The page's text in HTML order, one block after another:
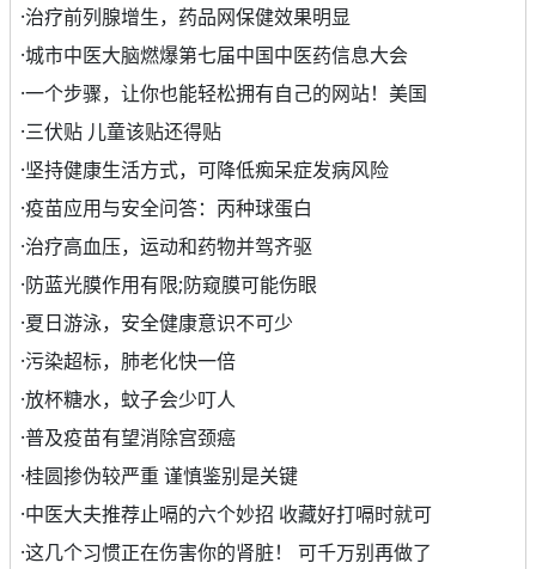
·治疗前列腺增生，药品网保健效果明显
·城市中医大脑燃爆第七届中国中医药信息大会
·一个步骤，让你也能轻松拥有自己的网站！美国
·三伏贴 儿童该贴还得贴
·坚持健康生活方式，可降低痴呆症发病风险
·疫苗应用与安全问答：丙种球蛋白
·治疗高血压，运动和药物并驾齐驱
·防蓝光膜作用有限;防窥膜可能伤眼
·夏日游泳，安全健康意识不可少
·污染超标，肺老化快一倍
·放杯糖水，蚊子会少叮人
·普及疫苗有望消除宫颈癌
·桂圆掺伪较严重 谨慎鉴别是关键
·中医大夫推荐止嗝的六个妙招 收藏好打嗝时就可
·这几个习惯正在伤害你的肾脏！ 可千万别再做了